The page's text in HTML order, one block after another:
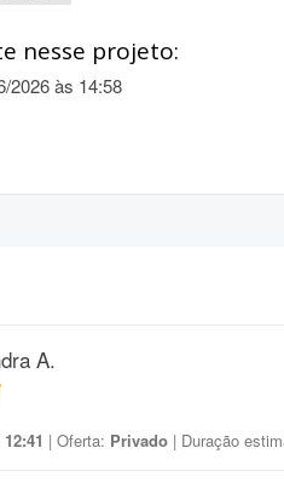
nesse projeto:
2026 às 14:58
A.
| Oferta: Privado | Duração